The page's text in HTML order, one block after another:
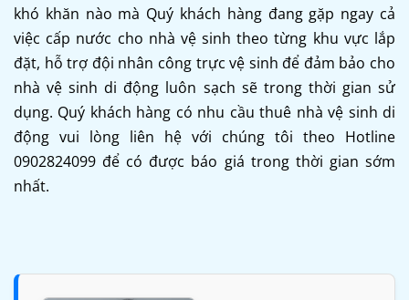
khó khăn nào mà Quý khách hàng đang gặp ngay cả
việc cấp nước cho nhà vệ sinh theo từng khu vực lắp
đặt, hỗ trợ đội nhân công trực vệ sinh để đảm bảo cho
nhà vệ sinh di động luôn sạch sẽ trong thời gian sử
dụng. Quý khách hàng có nhu cầu thuê nhà vệ sinh di
động vui lòng liên hệ với chúng tôi theo Hotline
0902824099 để có được báo giá trong thời gian sớm
nhất.